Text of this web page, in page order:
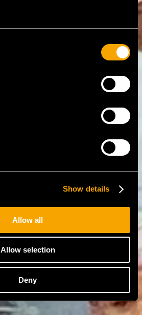
Show details
Allow all
Allow selection
Deny